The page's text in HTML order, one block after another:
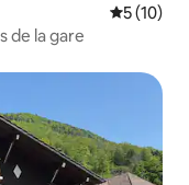
5 (10)
de la gare